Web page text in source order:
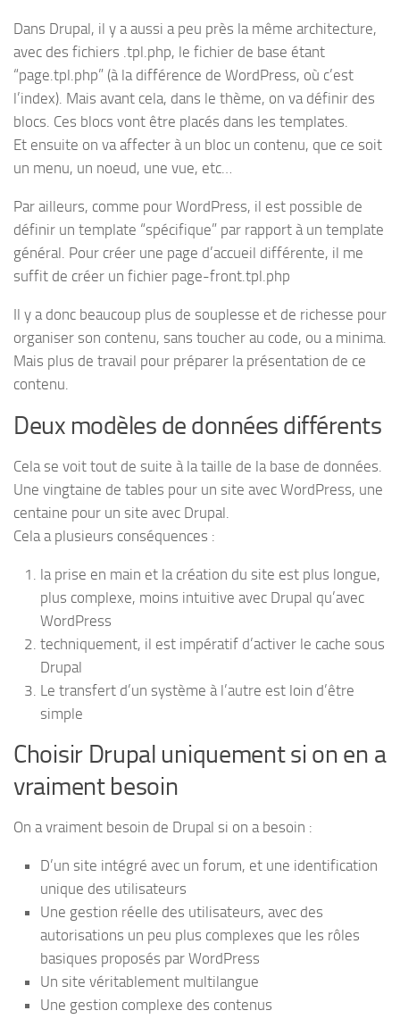
Dans Drupal, il y a aussi a peu près la même architecture,
avec des fichiers .tpl.php, le fichier de base étant
“page.tpl.php” (à la différence de WordPress, où c’est
l’index). Mais avant cela, dans le thème, on va définir des
blocs. Ces blocs vont être placés dans les templates.
Et ensuite on va affecter à un bloc un contenu, que ce soit
un menu, un noeud, une vue, etc…
Par ailleurs, comme pour WordPress, il est possible de
définir un template “spécifique” par rapport à un template
général. Pour créer une page d’accueil différente, il me
suffit de créer un fichier page-front.tpl.php
Il y a donc beaucoup plus de souplesse et de richesse pour
organiser son contenu, sans toucher au code, ou a minima.
Mais plus de travail pour préparer la présentation de ce
contenu.
Deux modèles de données différents
Cela se voit tout de suite à la taille de la base de données.
Une vingtaine de tables pour un site avec WordPress, une
centaine pour un site avec Drupal.
Cela a plusieurs conséquences :
la prise en main et la création du site est plus longue,
plus complexe, moins intuitive avec Drupal qu’avec
WordPress
techniquement, il est impératif d’activer le cache sous
Drupal
Le transfert d’un système à l’autre est loin d’être
simple
Choisir Drupal uniquement si on en a
vraiment besoin
On a vraiment besoin de Drupal si on a besoin :
D’un site intégré avec un forum, et une identification
unique des utilisateurs
Une gestion réelle des utilisateurs, avec des
autorisations un peu plus complexes que les rôles
basiques proposés par WordPress
Un site véritablement multilangue
Une gestion complexe des contenus